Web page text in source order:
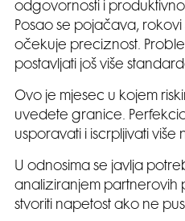
odgovornosti i
Posao se pojačava,
očekuje preciznost.
postavljati još više
Ovo je mjesec u kojem
uvedete granice.
usporavati i iscrpljivati više
U odnosima se javlja
analiziranjem partnerovih
stvoriti napetost ako ne